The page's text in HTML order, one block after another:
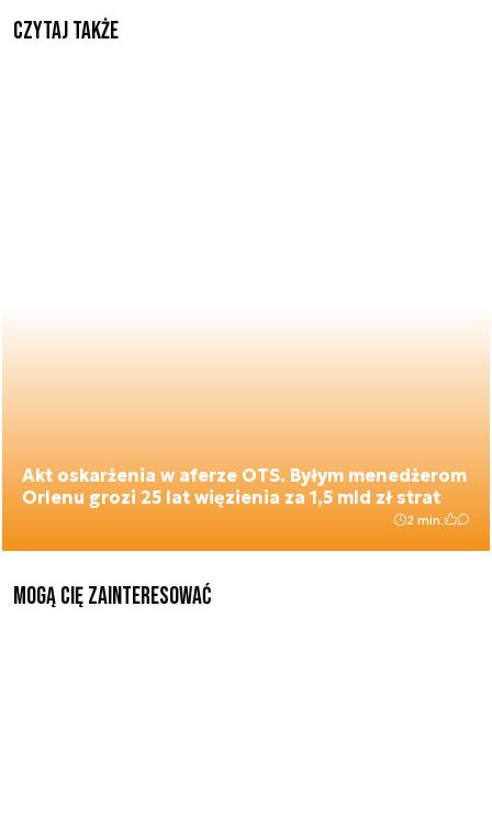
Czytaj także
Akt oskarżenia w aferze OTS. Byłym menedżerom
Orlenu grozi 25 lat więzienia za 1,5 mld zł strat
2 min.
Mogą Cię zainteresować